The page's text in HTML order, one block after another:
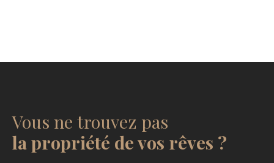
Vous ne trouvez pas
la propriété de vos rêves ?